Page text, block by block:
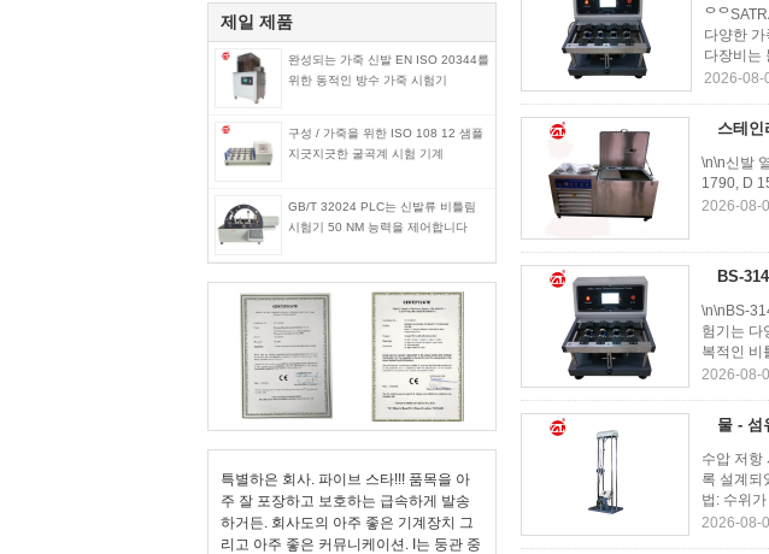
제일 제품
완성되는 가죽 신발 EN ISO 20344를
위한 동적인 방수 가죽 시험기
구성 / 가죽을 위한 ISO 108 12 샘플
지긋지긋한 굴곡계 시험 기계
GB/T 32024 PLC는 신발류 비틀림
시험기 50 NM 능력을 제어합니다
특별하은 회사. 파이브 스타!!! 품목을 아
주 잘 포장하고 보호하는 급속하게 발송
하거든. 회사도의 아주 좋은 기계장치 그
리고 아주 좋은 커뮤니케이션. I는 둥관 중
다양한
다장비는
2026-08-
스테인
\n\n신발
1790, D
2026-08-
BS-
\n\nBS-
험기는 다
복적인 비
2026-08-
물 - 섬
수압 저항
록 설계되
법: 수위
2026-08-